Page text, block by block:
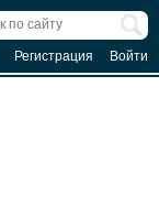
Регистрация Войти